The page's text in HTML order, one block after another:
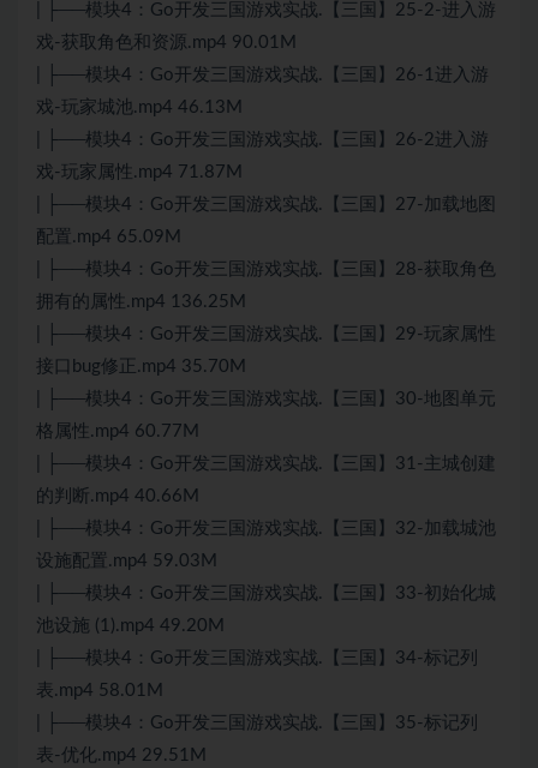
| ├──模块4：Go开发三国游戏实战.【三国】25-2-进入游
戏-获取角色和资源.mp4 90.01M
| ├──模块4：Go开发三国游戏实战.【三国】26-1进入游
戏-玩家城池.mp4 46.13M
| ├──模块4：Go开发三国游戏实战.【三国】26-2进入游
戏-玩家属性.mp4 71.87M
| ├──模块4：Go开发三国游戏实战.【三国】27-加载地图
配置.mp4 65.09M
| ├──模块4：Go开发三国游戏实战.【三国】28-获取角色
拥有的属性.mp4 136.25M
| ├──模块4：Go开发三国游戏实战.【三国】29-玩家属性
接口bug修正.mp4 35.70M
| ├──模块4：Go开发三国游戏实战.【三国】30-地图单元
格属性.mp4 60.77M
| ├──模块4：Go开发三国游戏实战.【三国】31-主城创建
的判断.mp4 40.66M
| ├──模块4：Go开发三国游戏实战.【三国】32-加载城池
设施配置.mp4 59.03M
| ├──模块4：Go开发三国游戏实战.【三国】33-初始化城
池设施 (1).mp4 49.20M
| ├──模块4：Go开发三国游戏实战.【三国】34-标记列
表.mp4 58.01M
| ├──模块4：Go开发三国游戏实战.【三国】35-标记列
表-优化.mp4 29.51M